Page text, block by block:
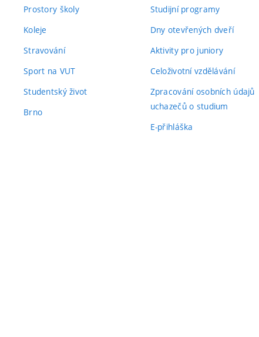
Prostory školy
Koleje
Stravování
Sport na VUT
Studentský život
Brno
Studijní programy
Dny otevřených dveří
Aktivity pro juniory
Celoživotní vzdělávání
Zpracování osobních údajů
uchazečů o studium
E-přihláška